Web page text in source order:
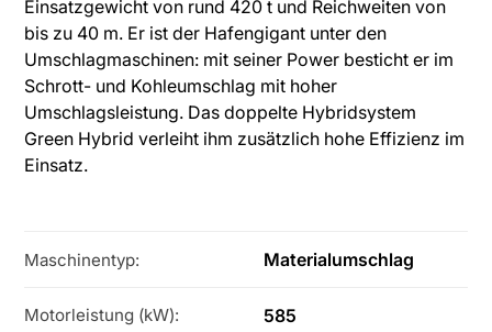
Einsatzgewicht von rund 420 t und Reichweiten von
bis zu 40 m. Er ist der Hafengigant unter den
Umschlagmaschinen: mit seiner Power besticht er im
Schrott- und Kohleumschlag mit hoher
Umschlagsleistung. Das doppelte Hybridsystem
Green Hybrid verleiht ihm zusätzlich hohe Effizienz im
Einsatz.
Maschinentyp: Materialumschlag
Motorleistung (kW): 585